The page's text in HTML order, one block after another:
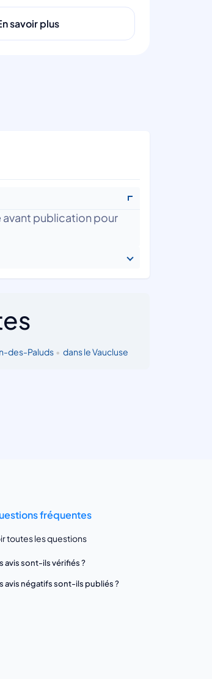
savoir plus
avant publication pour
des-Paluds • dans le Vaucluse
fréquentes
toutes les questions
avis sont-ils vérifiés ?
avis négatifs sont-ils publiés ?